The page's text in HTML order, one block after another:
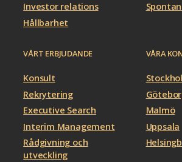
Investor relations
Hållbarhet
VÅRT ERBJUDANDE
Konsult
Rekrytering
Executive Search
Interim Management
Rådgivning och
utveckling
VÅRA
Malmö
Uppsala